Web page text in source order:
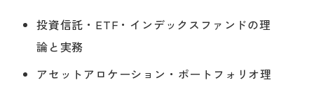
投資信託・ETF・インデックスファンドの理
論と実務
アセットアロケーション・ポートフォリオ理